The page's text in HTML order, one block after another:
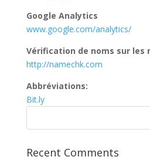
Google Analytics
www.google.com/analytics/
Vérification de noms sur les
http://namechk.com
Abbréviations:
Bit.ly
Recent Comments